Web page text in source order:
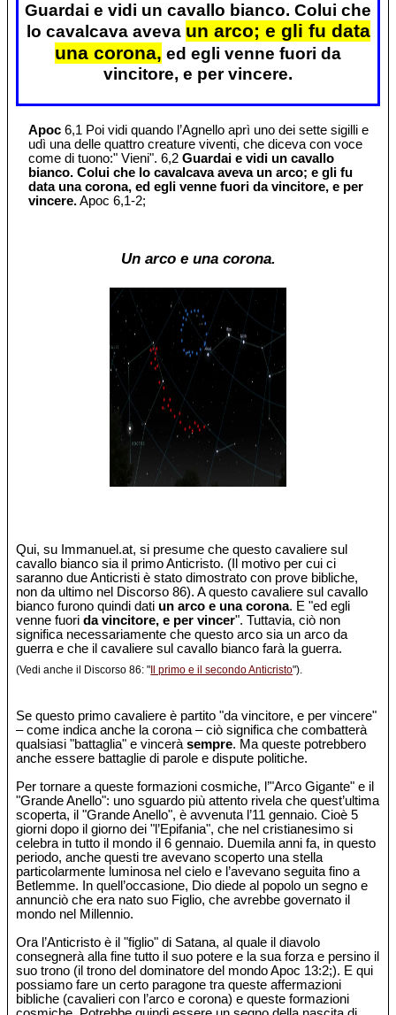
Guardai e vidi un cavallo bianco. Colui che
lo cavalcava aveva un arco; e gli fu data
una corona, ed egli venne fuori da
vincitore, e per vincere.
Apoc 6,1 Poi vidi quando l’Agnello aprì uno dei sette sigilli e
udì una delle quattro creature viventi, che diceva con voce
come di tuono:" Vieni". 6,2Guardai e vidi un cavallo
bianco. Colui che lo cavalcava aveva un arco; e gli fu
data una corona, ed egli venne fuori da vincitore, e per
vincere.Apoc 6,1-2;
Un arco e una corona.
Qui, su Immanuel.at, si presume che questo cavaliere sul
cavallo bianco sia il primo Anticristo. (Il motivo per cui ci
saranno due Anticristi è stato dimostrato con prove bibliche,
non da ultimo nel Discorso 86). A questo cavaliere sul cavallo
bianco furono quindi dati un arco e una corona. E "ed egli
venne fuorida vincitore, e per vincer". Tuttavia, ciò non
significa necessariamente che questo arco sia un arco da
guerra e che il cavaliere sul cavallo bianco farà la guerra.
(Vedi anche il Discorso 86: " Il primo e il secondo Anticristo").
Se questo primo cavaliere è partito "da vincitore, e per vincere"
– come indica anche la corona – ciò significa che combatterà
qualsiasi "battaglia" e vinceràsempre. Ma queste potrebbero
anche essere battaglie di parole e dispute politiche.
Per tornare a queste formazioni cosmiche, l’"Arco Gigante" e il
"Grande Anello": uno sguardo più attento rivela che quest’ultima
scoperta, il "Grande Anello", è avvenuta l’11 gennaio. Cioè 5
giorni dopo il giorno dei "l’Epifania", che nel cristianesimo si
celebra in tutto il mondo il 6 gennaio. Duemila anni fa, in questo
periodo, anche questi tre avevano scoperto una stella
particolarmente luminosa nel cielo e l’avevano seguita fino a
Betlemme. In quell’occasione, Dio diede al popolo un segno e
annunciò che era nato suo Figlio, che avrebbe governato il
mondo nel Millennio.
Ora l’Anticristo è il "figlio" di Satana, al quale il diavolo
consegnerà alla fine tutto il suo potere e la sua forza e persino il
suo trono (il trono del dominatore del mondo Apoc 13:2;). E qui
possiamo fare un certo paragone tra queste affermazioni
bibliche (cavalieri con l’arco e corona) e queste formazioni